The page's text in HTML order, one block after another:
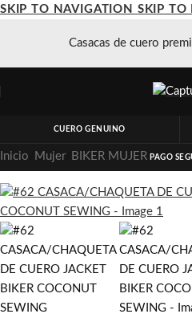
SKIP TO NAVIGATION SKIP TO
Casacas de cuero
CUERO GENUINO
PAGO
Inicio Mujer/ BIKER MUJER